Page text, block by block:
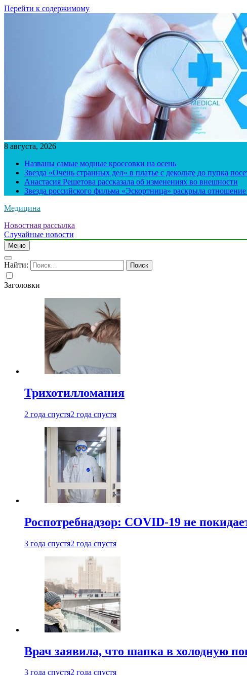
Перейти к содержимому
8 августа, 2026
Названы самые модные кроссовки на осень
Звезда «Очень странных дел» в платье с декольте до пупка
Анастасия Решетова рассказала об изменениях во внешности
Звезда российского фильма «Эскортница» раскрыла
Медицина
Новостная рассылка
Случайные новости
Меню
Найти:
Заголовки
Трихотилломания
2 года спустя2 года спустя
Роспотребнадзор: COVID-19 не
3 года спустя2 года спустя
Врач заявила, что шапка в холодную
3 года спустя2 года спустя